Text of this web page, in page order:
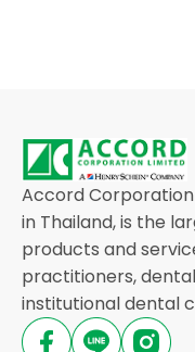
Accord Corporation
in Thailand, is the
products and
practitioners,
institutional dental